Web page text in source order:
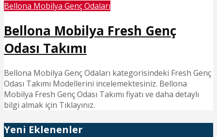
Bellona Mobilya Genç Odaları
Bellona Mobilya Fresh Genç
Odası Takımı
Bellona Mobilya Genç Odaları kategorisindeki Fresh Genç
Odası Takımı Modellerini incelemektesiniz. Bellona
Mobilya Fresh Genç Odası Takımı fiyatı ve daha detaylı
bilgi almak için Tıklayınız.
Yeni Eklenenler